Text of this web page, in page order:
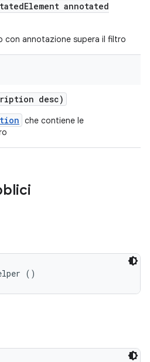
Element annotated
con annotazione supera il filtro
desc)
che contiene le
()